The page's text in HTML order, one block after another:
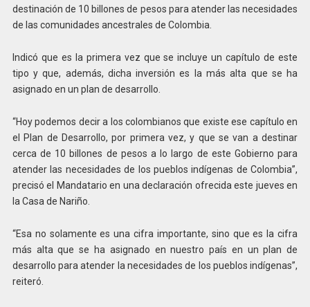
destinación de 10 billones de pesos para atender las necesidades
de las comunidades ancestrales de Colombia.
Indicó que es la primera vez que se incluye un capítulo de este
tipo y que, además, dicha inversión es la más alta que se ha
asignado en un plan de desarrollo.
“Hoy podemos decir a los colombianos que existe ese capítulo en
el Plan de Desarrollo, por primera vez, y que se van a destinar
cerca de 10 billones de pesos a lo largo de este Gobierno para
atender las necesidades de los pueblos indígenas de Colombia”,
precisó el Mandatario en una declaración ofrecida este jueves en
la Casa de Nariño.
“Esa no solamente es una cifra importante, sino que es la cifra
más alta que se ha asignado en nuestro país en un plan de
desarrollo para atender la necesidades de los pueblos indígenas”,
reiteró.